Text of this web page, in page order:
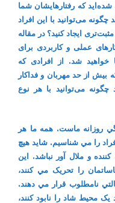
رفتار
با
افراد
شده‌اید که رفتارهایشان شما
می‌توانید با این افراد
ایجاد کنید؟ در مقاله
عملی و کاربردی برای
خواهید شد. از افرادی که
بیش از حد مهربان و فداکار
می‌توانید با هر نوع
روزانه ماست. همه ما هر
را مي شناسيم. شايد هيچ
و ملال آور نباشد. اين
را تحريک مي کنند،
نامطلوب قرار مي­ دهند.
يک محيط شاد را نابود کنند،